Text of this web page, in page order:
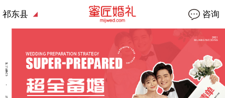
祁东县 咨询